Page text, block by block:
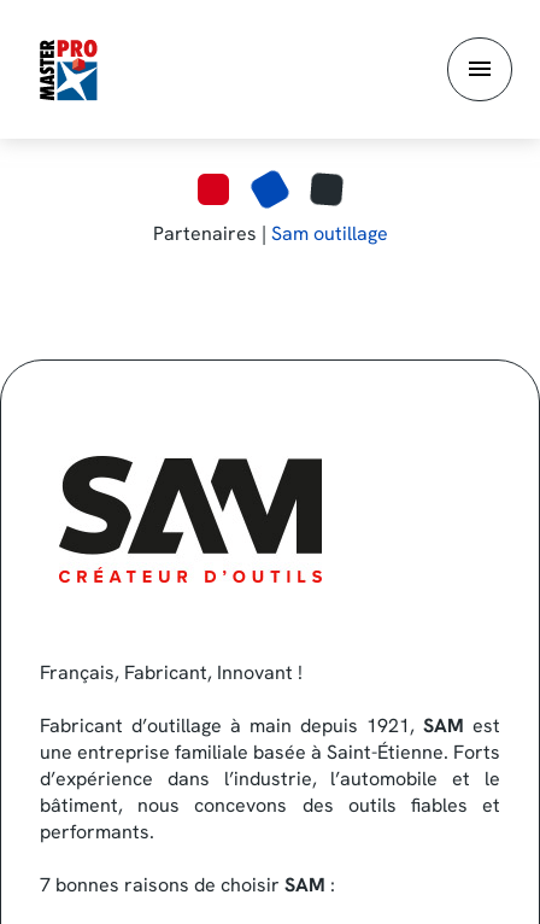
contenu
principal
Partenaires | Sam outillage
Français, Fabricant, Innovant !
Fabricant d’outillage à main depuis 1921, SAM est
une entreprise familiale basée à Saint-Étienne. Forts
d’expérience dans l’industrie, l’automobile et le
bâtiment, nous concevons des outils fiables et
performants.
7 bonnes raisons de choisir SAM :